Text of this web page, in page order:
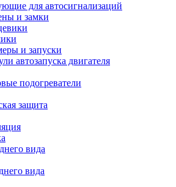
для автосигнализаций
и замки
и запуски
автозапуска двигателя
подогреватели
защита
вида
вида